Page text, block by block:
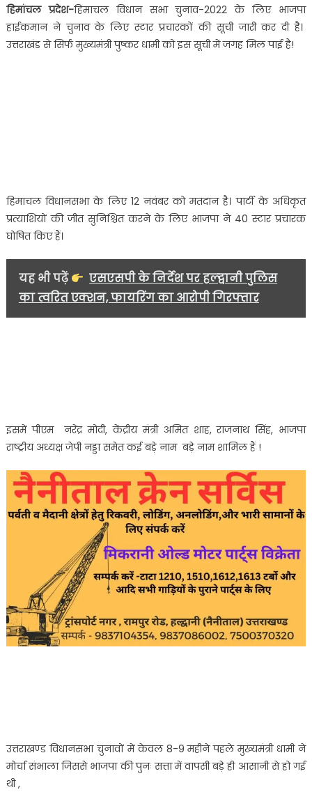
प्रचारक
मुख्यमंत्री
धामी
हिमांचल प्रदेश-हिमाचल विधान सभा चुनाव-2022 के लिए भाजपा
हाईकमान ने चुनाव के लिए स्टार प्रचारकों की सूची जारी कर दी है।
उत्तराखंड से सिर्फ मुख्यमंत्री पुष्कर धामी को इस सूची में जगह मिल पाई है!
हिमाचल विधानसभा के लिए 12 नवंबर को मतदान है। पार्टी के अधिकृत
प्रत्याशियों की जीत सुनिश्चित करने के लिए भाजपा ने 40 स्टार प्रचारक
घोषित किए हैं।
यह भी पढ़ें
एसएसपी के निर्देश पर हल्द्वानी पुलिस
का त्वरित एक्शन, फायरिंग का आरोपी गिरफ्तार
इसमें पीएम नरेंद्र मोदी, केंद्रीय मंत्री अमित शाह, राजनाथ सिंह, भाजपा
राष्ट्रीय अध्यक्ष जेपी नड्डा समेत कई बड़े नाम बड़े नाम शामिल हैं !
उत्तराखण्ड विधानसभा चुनावों में केवल 8-9 महीने पहले मुख्यमंत्री धामी ने
मोर्चा संभाला जिससे भाजपा की पुनः सत्ता में वापसी बड़े ही आसानी से हो गई
थी ,